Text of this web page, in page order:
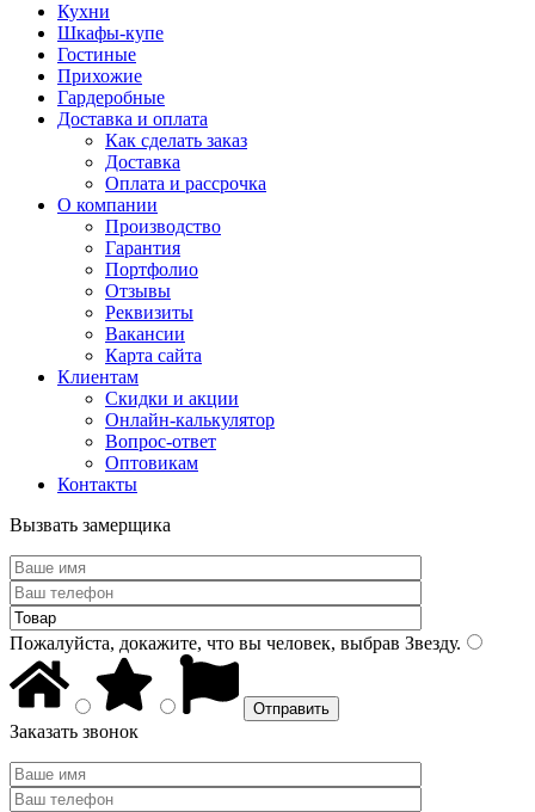
Кухни
Шкафы-купе
Гостиные
Прихожие
Гардеробные
Доставка и оплата
Как сделать заказ
Доставка
Оплата и рассрочка
О компании
Производство
Гарантия
Портфолио
Отзывы
Реквизиты
Вакансии
Карта сайта
Клиентам
Скидки и акции
Онлайн-калькулятор
Вопрос-ответ
Оптовикам
Контакты
Вызвать замерщика
Пожалуйста, докажите, что вы человек, выбрав Звезду.
Заказать звонок